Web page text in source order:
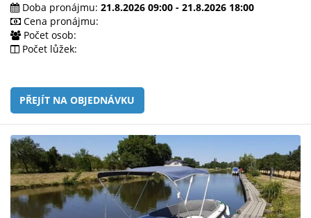
Doba pronájmu: 21.8.2026 09:00 - 21.8.2026 18:00
Cena pronájmu:
Počet osob:
Počet lůžek:
PŘEJÍT NA OBJEDNÁVKU